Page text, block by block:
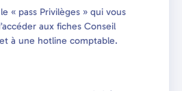
« pass Privilèges » qui vous
aux fiches Conseil
à une hotline comptable.